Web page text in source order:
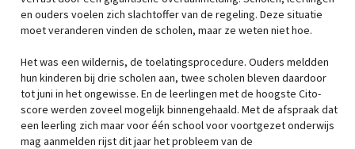
en ouders voelen zich slachtoffer van de regeling. Deze situatie
moet veranderen vinden de scholen, maar ze weten niet hoe.
Het was een wildernis, de toelatingsprocedure. Ouders meldden
hun kinderen bij drie scholen aan, twee scholen bleven daardoor
tot juni in het ongewisse. En de leerlingen met de hoogste Cito-
score werden zoveel mogelijk binnengehaald. Met de afspraak dat
een leerling zich maar voor één school voor voortgezet onderwijs
mag aanmelden rijst dit jaar het probleem van de